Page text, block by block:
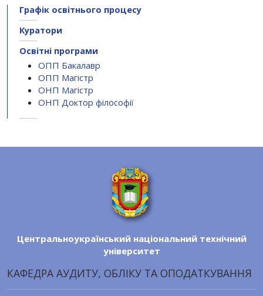
Графік освітнього процесу
Куратори
Освітні програми
ОПП Бакалавр
ОПП Магістр
ОНП Магістр
ОНП Доктор філософії
Центральноукраїнський національний технічний
університет
КАФЕДРА АУДИТУ, ОБЛІКУ ТА ОПОДАТКУВАННЯ